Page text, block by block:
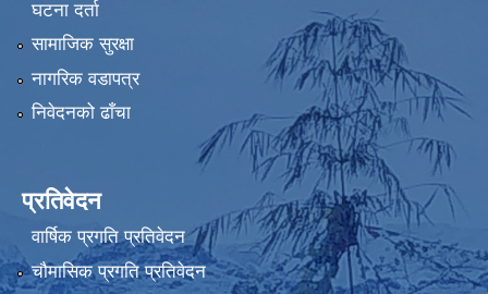
घटना दर्ता
सामाजिक सुरक्षा
नागरिक वडापत्र
निवेदनको ढाँचा
प्रतिवेदन
वार्षिक प्रगति प्रतिवेदन
चौमासिक प्रगति प्रतिवेदन